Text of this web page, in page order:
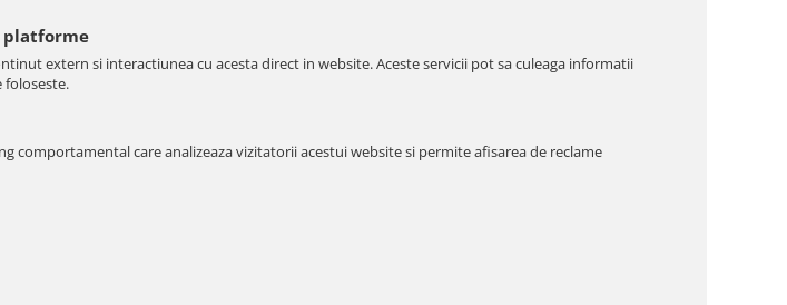
platforme
extern si interactiunea cu acesta direct in website. Aceste servicii pot sa culeaga informatii
foloseste.
comportamental care analizeaza vizitatorii acestui website si permite afisarea de reclame